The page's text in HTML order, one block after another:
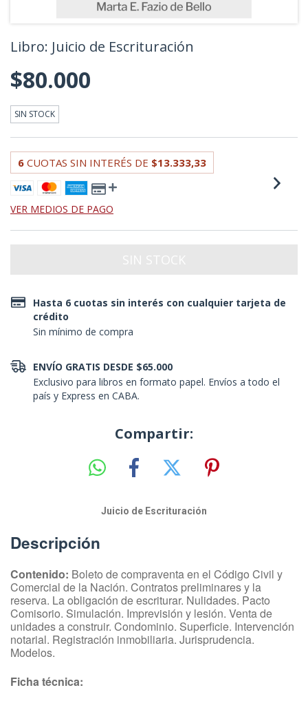
Libro: Juicio de Escrituración
$80.000
SIN STOCK
6 CUOTAS SIN INTERÉS DE $13.333,33
VER MEDIOS DE PAGO
Hasta 6 cuotas sin interés con cualquier tarjeta de
crédito
Sin mínimo de compra
ENVÍO GRATIS DESDE $65.000
Exclusivo para libros en formato papel. Envíos a todo el
país y Express en CABA.
Compartir:
Juicio de Escrituración
Descripción
Contenido: Boleto de compraventa en el Código Civil y
Comercial de la Nación. Contratos preliminares y la
reserva. La obligación de escriturar. Nulidades. Pacto
Comisorio. Simulación. Imprevisión y lesión. Venta de
unidades a construir. Condominio. Superficie. Intervención
notarial. Registración inmobiliaria. Jurisprudencia.
Modelos.
Ficha técnica: